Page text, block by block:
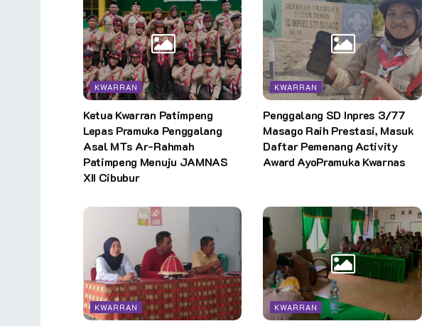
KWARRAN
Ketua Kwarran Patimpeng
Lepas Pramuka Penggalang
Asal MTs Ar-Rahmah
Patimpeng Menuju JAMNAS
XII Cibubur
KWARRAN
Penggalang SD Inpres 3/77
Masago Raih Prestasi, Masuk
Daftar Pemenang Activity
Award AyoPramuka Kwarnas
KWARRAN KWARRAN